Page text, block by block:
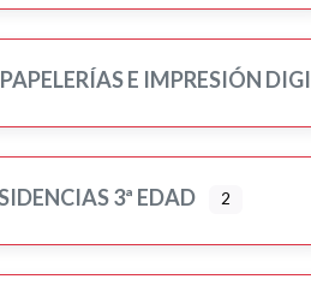
E IMPRESIÓN DIGITAL
3ª EDAD 2